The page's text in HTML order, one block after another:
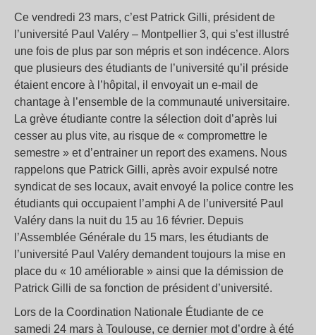
Ce vendredi 23 mars, c’est Patrick Gilli, président de
l’université Paul Valéry – Montpellier 3, qui s’est illustré
une fois de plus par son mépris et son indécence. Alors
que plusieurs des étudiants de l’université qu’il préside
étaient encore à l’hôpital, il envoyait un e-mail de
chantage à l’ensemble de la communauté universitaire.
La grève étudiante contre la sélection doit d’après lui
cesser au plus vite, au risque de « compromettre le
semestre » et d’entrainer un report des examens. Nous
rappelons que Patrick Gilli, après avoir expulsé notre
syndicat de ses locaux, avait envoyé la police contre les
étudiants qui occupaient l’amphi A de l’université Paul
Valéry dans la nuit du 15 au 16 février. Depuis
l’Assemblée Générale du 15 mars, les étudiants de
l’université Paul Valéry demandent toujours la mise en
place du « 10 améliorable » ainsi que la démission de
Patrick Gilli de sa fonction de président d’université.
Lors de la Coordination Nationale Étudiante de ce
samedi 24 mars à Toulouse, ce dernier mot d’ordre à été